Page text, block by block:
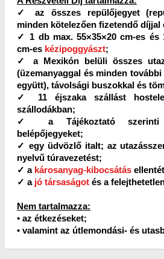
✓ az összes repülőjegyet
minden kötelezően fizetendő díjjal
✓ 1 db max. 55×35×20 cm-es és
cm-es kézipoggyászt;
✓ a Mexikón belüli összes
(üzemanyaggal és minden
együtt), távolsági buszokkal és
✓ 11 éjszaka szállást
szállodákban;
✓ a Tájékoztató szerinti
belépőjegyeket;
✓ egy üdvözlő italt; az
nyelvű túravezetést;
✓ a károsanyag-kibocsátás
✓ a jó társaságot és a
Nem tartalmazza:
• az étkezéseket;
• valamint az útlemondási- és